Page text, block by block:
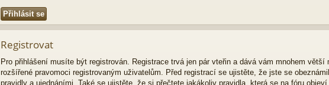
Registrovat
Pro přihlášení musíte být registrován. Registrace trvá jen pár vteřin a dává vám mnohem
rozšířené pravomoci registrovaným uživatelům. Před registrací se ujistěte, že jste se
pravidly a ujednáními. Také se ujistěte, že si přečtete jakákoliv pravidla, která se na fóru objeví.